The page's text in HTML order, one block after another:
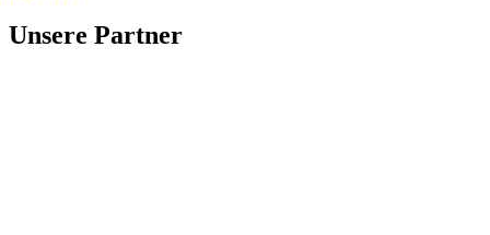
Unsere Partner